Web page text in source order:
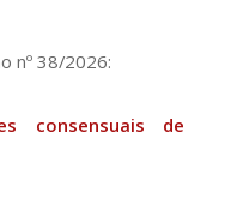
nº 38/2026:
consensuais de